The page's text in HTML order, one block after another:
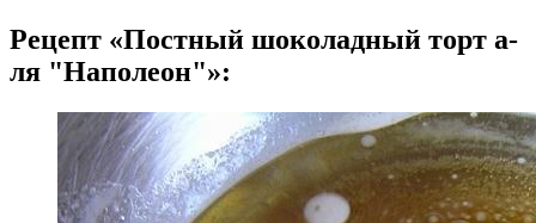
Рецепт «Постный шоколадный торт а-
ля "Наполеон"»: